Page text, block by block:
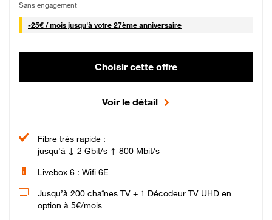
Sans engagement
-25€ / mois25 € par mois
jusqu'à votre 27ème anniversaire
Choisir cette offre
Voir le détail
Fibre très rapide :
jusqu'à ↓ 2 Gbit/s ↑ 800 Mbit/s
Livebox 6 : Wifi 6E
Jusqu’à 200 chaînes TV + 1 Décodeur TV UHD en
option à 5€/mois